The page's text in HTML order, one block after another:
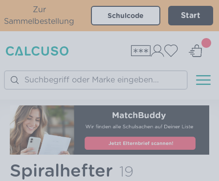
Zur
Sammelbestellung
Start
Search
Spiralhefter 19